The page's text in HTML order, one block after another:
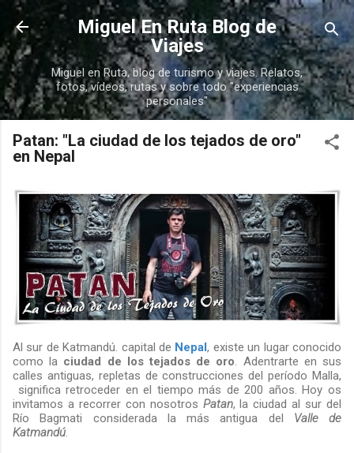
Ir al contenido principal
Miguel En Ruta Blog de
Viajes
Miguel en Ruta, blog de turismo y viajes. Relatos,
fotos, vídeos, rutas y sobre todo "experiencias
personales"
Patan: "La ciudad de los tejados de oro"
en Nepal
Al sur de Katmandú. capital de Nepal, existe un lugar conocido
como la ciudad de los tejados de oro. Adentrarte en sus
calles antiguas, repletas de construcciones del período Malla,
significa retroceder en el tiempo más de 200 años. Hoy os
invitamos a recorrer con nosotros Patan, la ciudad al sur del
Río Bagmati considerada la más antigua del Valle de
Katmandú.